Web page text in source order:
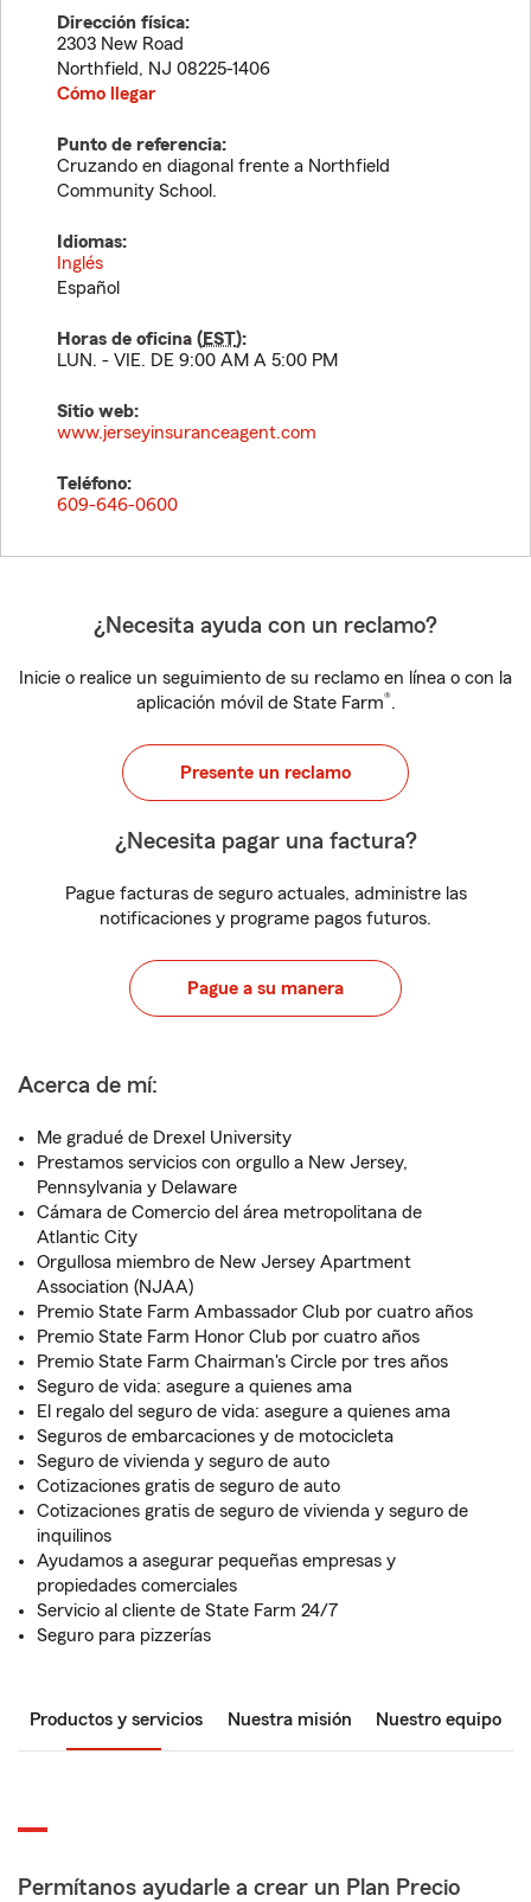
Dirección física:
2303 New Road
Northfield, NJ 08225-1406
Cómo llegar
Punto de referencia:
Cruzando en diagonal frente a Northfield
Community School.
Idiomas:
Inglés
Español
Horas de oficina (EST):
LUN. - VIE. DE 9:00 AM A 5:00 PM
Sitio web:
www.jerseyinsuranceagent.com
Teléfono:
609-646-0600
¿Necesita ayuda con un reclamo?
Inicie o realice un seguimiento de su reclamo en línea o con la
aplicación móvil de State Farm®.
Presente un reclamo
¿Necesita pagar una factura?
Pague facturas de seguro actuales, administre las
notificaciones y programe pagos futuros.
Pague a su manera
Acerca de mí:
Me gradué de Drexel University
Prestamos servicios con orgullo a New Jersey,
Pennsylvania y Delaware
Cámara de Comercio del área metropolitana de
Atlantic City
Orgullosa miembro de New Jersey Apartment
Association (NJAA)
Premio State Farm Ambassador Club por cuatro años
Premio State Farm Honor Club por cuatro años
Premio State Farm Chairman's Circle por tres años
Seguro de vida: asegure a quienes ama
El regalo del seguro de vida: asegure a quienes ama
Seguros de embarcaciones y de motocicleta
Seguro de vivienda y seguro de auto
Cotizaciones gratis de seguro de auto
Cotizaciones gratis de seguro de vivienda y seguro de
inquilinos
Ayudamos a asegurar pequeñas empresas y
propiedades comerciales
Servicio al cliente de State Farm 24/7
Seguro para pizzerías
Productos y servicios Nuestra misión Nuestro equipo
Permítanos ayudarle a crear un Plan Precio